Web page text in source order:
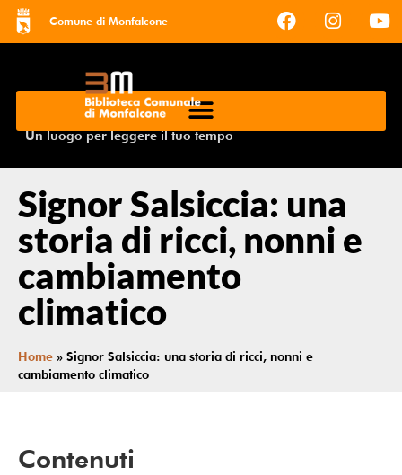
Comune di Monfalcone
Un luogo per leggere il tuo tempo
Signor Salsiccia: una
storia di ricci, nonni e
cambiamento
climatico
Home » Signor Salsiccia: una storia di ricci, nonni e
cambiamento climatico
Contenuti